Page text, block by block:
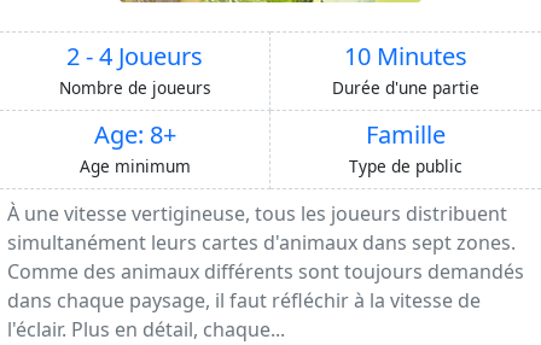
2 - 4 Joueurs
Nombre de joueurs
10 Minutes
Durée d'une partie
Age: 8+
Age minimum
Famille
Type de public
À une vitesse vertigineuse, tous les joueurs distribuent
simultanément leurs cartes d'animaux dans sept zones.
Comme des animaux différents sont toujours demandés
dans chaque paysage, il faut réfléchir à la vitesse de
l'éclair. Plus en détail, chaque...